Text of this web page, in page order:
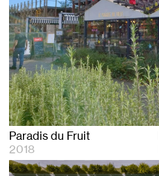
Paradis du Fruit
2018